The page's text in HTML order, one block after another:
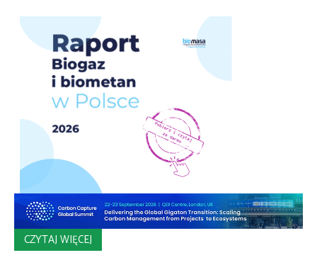
CZYTAJ WIĘCEJ